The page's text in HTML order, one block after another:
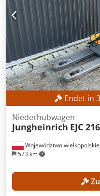
Endet in 3
Województwo wielkopolskie
523 km
Niederhubwagen
Jungheinrich EJC